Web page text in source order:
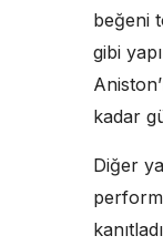
beğeni
gibi
kadar
Diğer